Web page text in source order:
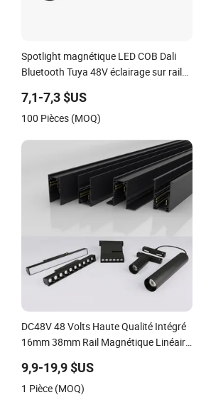
Spotlight magnétique LED COB Dali
Bluetooth Tuya 48V éclairage sur rail
7,1-7,3 $US
100 Pièces (MOQ)
DC48V 48 Volts Haute Qualité Intégré
16mm 38mm Rail Magnétique Linéaire
Modulaire Dali Aimant Luminaire
Linéaire LED Sur Rail Magnétique
9,9-19,9 $US
1 Pièce (MOQ)